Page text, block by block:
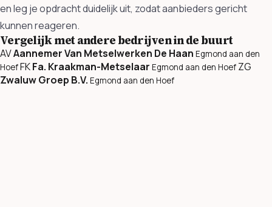
en leg je opdracht duidelijk uit, zodat aanbieders gericht
kunnen reageren.
Vergelijk met andere bedrijven in de buurt
AVAannemer Van Metselwerken De Haan Egmond aan den
HoefFKFa. Kraakman-Metselaar Egmond aan den Hoef ZG
Zwaluw Groep B.V. Egmond aan den Hoef